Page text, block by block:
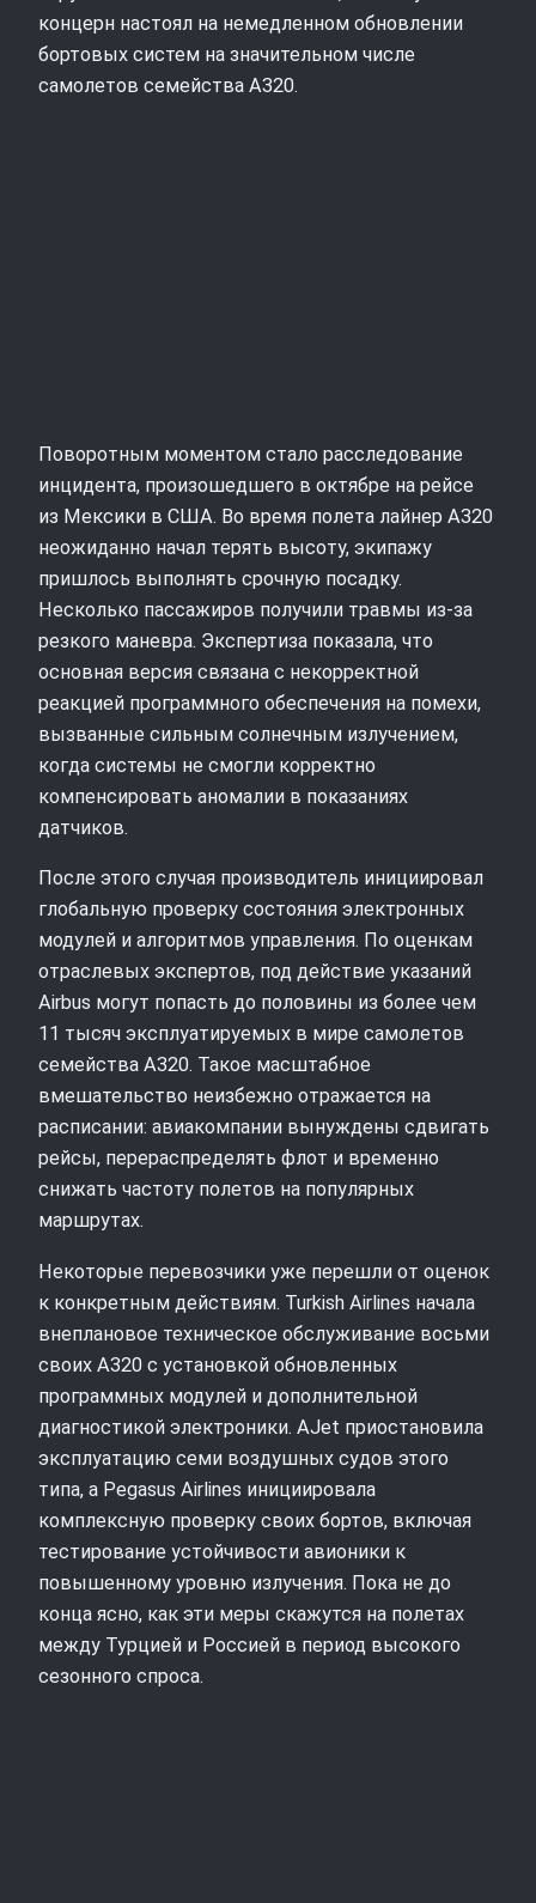
концерн настоял на немедленном обновлении
бортовых систем на значительном числе
самолетов семейства A320.
Поворотным моментом стало расследование
инцидента, произошедшего в октябре на рейсе
из Мексики в США. Во время полета лайнер A320
неожиданно начал терять высоту, экипажу
пришлось выполнять срочную посадку.
Несколько пассажиров получили травмы из‑за
резкого маневра. Экспертиза показала, что
основная версия связана с некорректной
реакцией программного обеспечения на помехи,
вызванные сильным солнечным излучением,
когда системы не смогли корректно
компенсировать аномалии в показаниях
датчиков.
После этого случая производитель инициировал
глобальную проверку состояния электронных
модулей и алгоритмов управления. По оценкам
отраслевых экспертов, под действие указаний
Airbus могут попасть до половины из более чем
11 тысяч эксплуатируемых в мире самолетов
семейства A320. Такое масштабное
вмешательство неизбежно отражается на
расписании: авиакомпании вынуждены сдвигать
рейсы, перераспределять флот и временно
снижать частоту полетов на популярных
маршрутах.
Некоторые перевозчики уже перешли от оценок
к конкретным действиям. Turkish Airlines начала
внеплановое техническое обслуживание восьми
своих A320 с установкой обновленных
программных модулей и дополнительной
диагностикой электроники. AJet приостановила
эксплуатацию семи воздушных судов этого
типа, а Pegasus Airlines инициировала
комплексную проверку своих бортов, включая
тестирование устойчивости авионики к
повышенному уровню излучения. Пока не до
конца ясно, как эти меры скажутся на полетах
между Турцией и Россией в период высокого
сезонного спроса.